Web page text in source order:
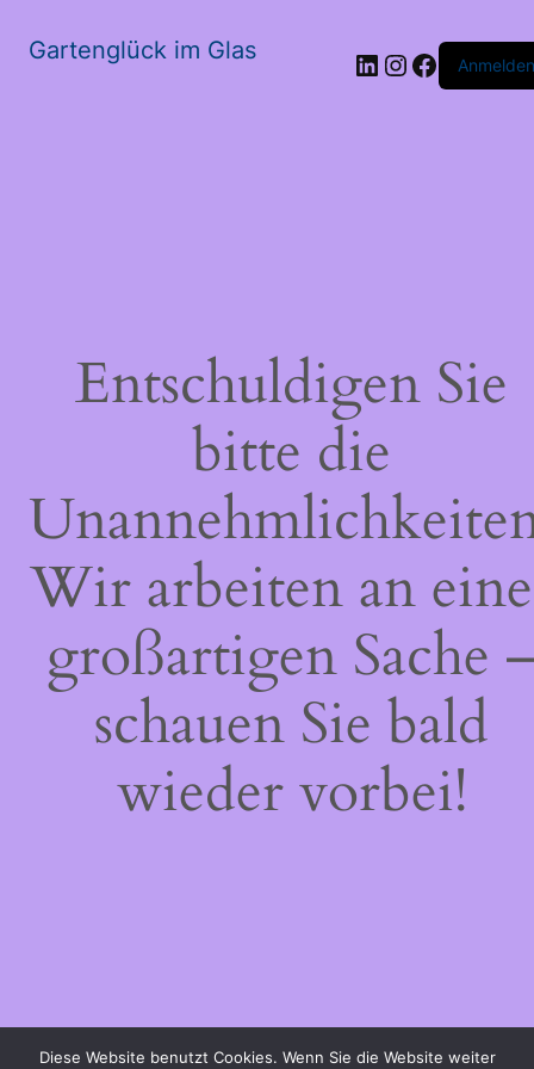
Gartenglück im Glas LinkedIn
Instagram
Anmelden
Entschuldigen Sie
bitte die
Wir arbeiten an
großartigen Sache
schauen Sie bald
wieder vorbei!
Diese Website benutzt Cookies. Wenn Sie die Website weiter